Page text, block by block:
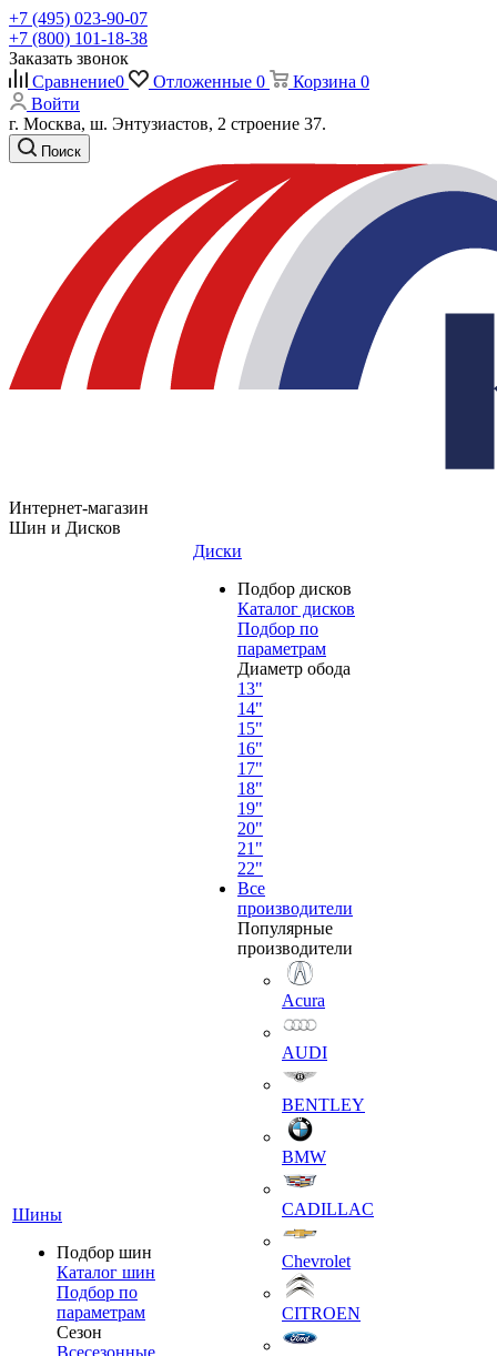
+7 (495) 023-90-07
+7 (800) 101-18-38
Заказать звонок
Сравнение0 Отложенные 0 Корзина 0
Войти
г. Москва, ш. Энтузиастов, 2 строение 37.
Поиск
Интернет-магазин
Шин и Дисков
Шины
Подбор шин
Каталог шин
Подбор по
параметрам
Сезон
Всесезонные
Диски
Подбор дисков
Каталог дисков
Подбор по
параметрам
Диаметр обода
13"
14"
15"
16"
17"
18"
19"
20"
21"
22"
Все
производители
Популярные
производители
Acura
AUDI
BENTLEY
BMW
CADILLAC
Chevrolet
CITROEN